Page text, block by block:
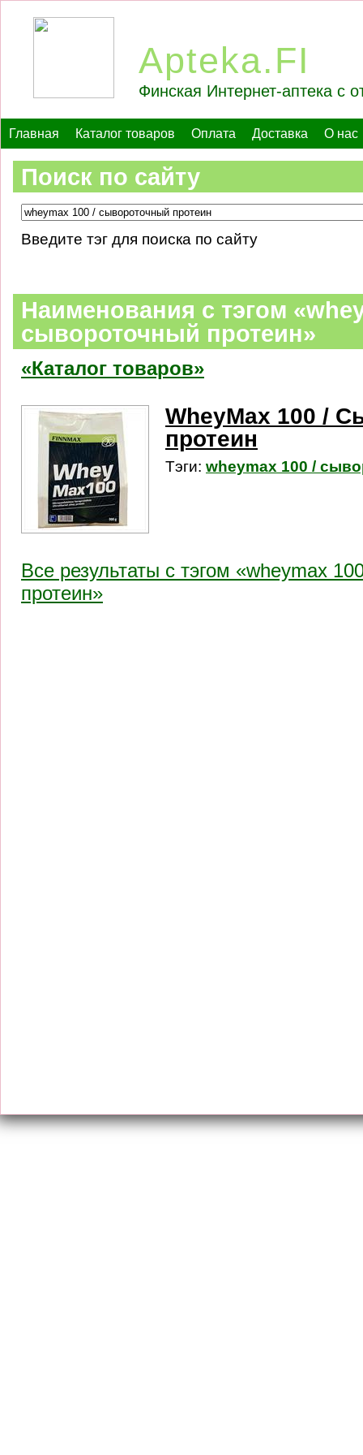
Apteka.FI
Финская Интернет-аптека с
Главная Каталог товаров Оплата Доставка О нас
Поиск по сайту
Введите тэг для поиска по сайту
Наименования c тэгом
сывороточный протеин»
«Каталог товаров»
WheyMax 100 /
протеин
Тэги: wheymax 100 /
Все результаты c тэгом «wheymax
протеин»